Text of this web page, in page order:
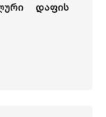
დაფის